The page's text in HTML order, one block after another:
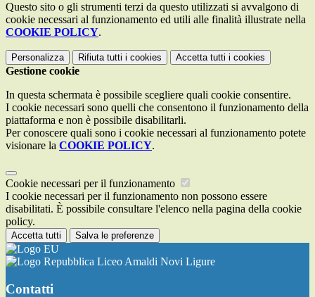
Questo sito o gli strumenti terzi da questo utilizzati si avvalgono di
cookie necessari al funzionamento ed utili alle finalità illustrate nella
COOKIE POLICY.
Personalizza Rifiuta tutti i cookies Accetta tutti i cookies
Gestione cookie
In questa schermata è possibile scegliere quali cookie consentire.
I cookie necessari sono quelli che consentono il funzionamento della
piattaforma e non è possibile disabilitarli.
Per conoscere quali sono i cookie necessari al funzionamento potete
visionare la COOKIE POLICY.
Cookie necessari per il funzionamento
I cookie necessari per il funzionamento non possono essere
disabilitati. È possibile consultare l'elenco nella pagina della cookie
policy.
Accetta tutti Salva le preferenze
Liceo Amaldi Novi Ligure
Contatti